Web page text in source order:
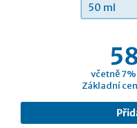
50 ml
včetně
Základní